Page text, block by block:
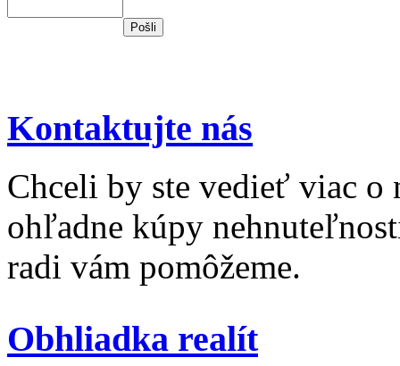
Kontaktujte nás
Chceli by ste vedieť viac o
ohľadne kúpy
radi vám pomôžeme.
Obhliadka realít